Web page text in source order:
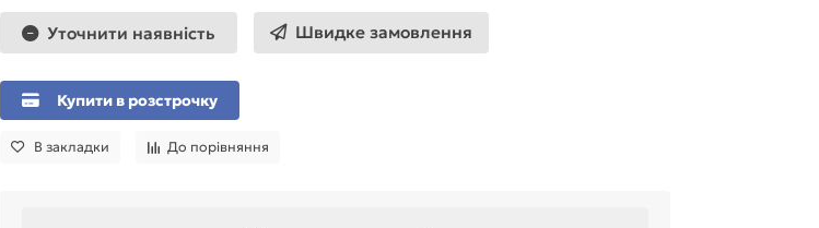
Уточнити наявність Швидке замовлення
Купити в розстрочку
В закладки До порівняння